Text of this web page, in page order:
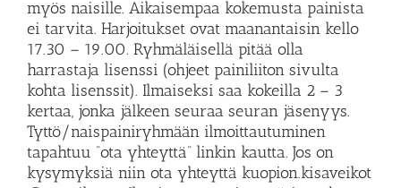
myös naisille. Aikaisempaa kokemusta painista
ei tarvita. Harjoitukset ovat maanantaisin kello
17.30 – 19.00. Ryhmäläisellä pitää olla
harrastaja lisenssi (ohjeet painiliiton sivulta
kohta lisenssit). Ilmaiseksi saa kokeilla 2 – 3
kertaa, jonka jälkeen seuraa seuran jäsenyys.
Tyttö/naispainiryhmään ilmoittautuminen
tapahtuu ”ota yhteyttä” linkin kautta. Jos on
kysymyksiä niin ota yhteyttä kuopion.kisaveikot